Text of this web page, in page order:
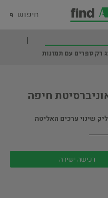
חיפוש
רק ספרים עם תמונות
חיפה
שינוי ערכים האליטה
רכישה ישירה